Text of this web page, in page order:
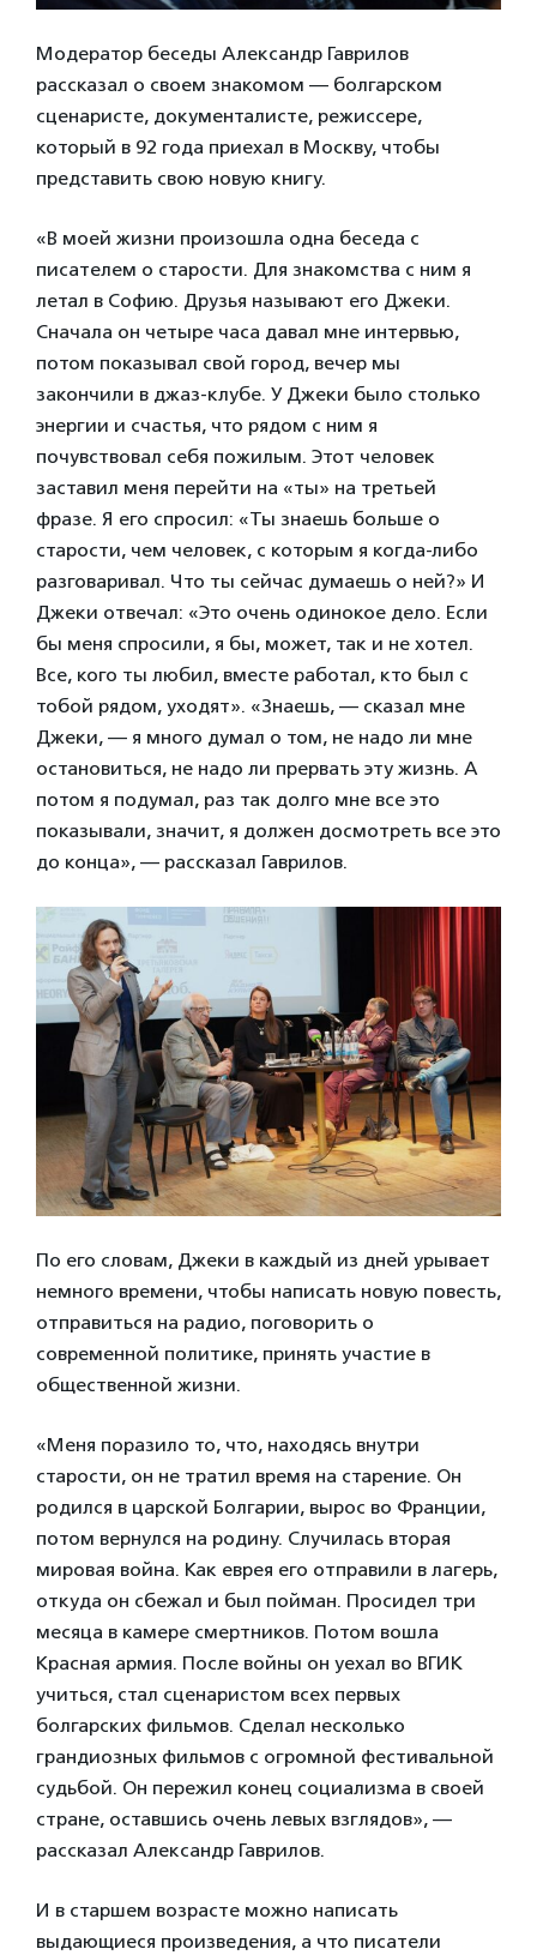
Модератор беседы Александр Гаврилов
рассказал о своем знакомом — болгарском
сценаристе, документалисте, режиссере,
который в 92 года приехал в Москву, чтобы
представить свою новую книгу.
«В моей жизни произошла одна беседа с
писателем о старости. Для знакомства с ним я
летал в Софию. Друзья называют его Джеки.
Сначала он четыре часа давал мне интервью,
потом показывал свой город, вечер мы
закончили в джаз-клубе. У Джеки было столько
энергии и счастья, что рядом с ним я
почувствовал себя пожилым. Этот человек
заставил меня перейти на «ты» на третьей
фразе. Я его спросил: «Ты знаешь больше о
старости, чем человек, с которым я когда-либо
разговаривал. Что ты сейчас думаешь о ней?» И
Джеки отвечал: «Это очень одинокое дело. Если
бы меня спросили, я бы, может, так и не хотел.
Все, кого ты любил, вместе работал, кто был с
тобой рядом, уходят». «Знаешь, — сказал мне
Джеки, — я много думал о том, не надо ли мне
остановиться, не надо ли прервать эту жизнь. А
потом я подумал, раз так долго мне все это
показывали, значит, я должен досмотреть все это
до конца», — рассказал Гаврилов.
По его словам, Джеки в каждый из дней урывает
немного времени, чтобы написать новую повесть,
отправиться на радио, поговорить о
современной политике, принять участие в
общественной жизни.
«Меня поразило то, что, находясь внутри
старости, он не тратил время на старение. Он
родился в царской Болгарии, вырос во Франции,
потом вернулся на родину. Случилась вторая
мировая война. Как еврея его отправили в лагерь,
откуда он сбежал и был пойман. Просидел три
месяца в камере смертников. Потом вошла
Красная армия. После войны он уехал во ВГИК
учиться, стал сценаристом всех первых
болгарских фильмов. Сделал несколько
грандиозных фильмов с огромной фестивальной
судьбой. Он пережил конец социализма в своей
стране, оставшись очень левых взглядов», —
рассказал Александр Гаврилов.
И в старшем возрасте можно написать
выдающиеся произведения, а что писатели